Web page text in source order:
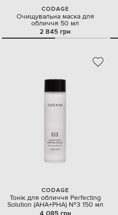
CODAGE
Очищувальна маска для
обличчя 50 мл
2 845 грн
CODAGE
Тонік для обличчя Perfecting
Solution (AHA+PHA) №3 150 мл
4 085 грн